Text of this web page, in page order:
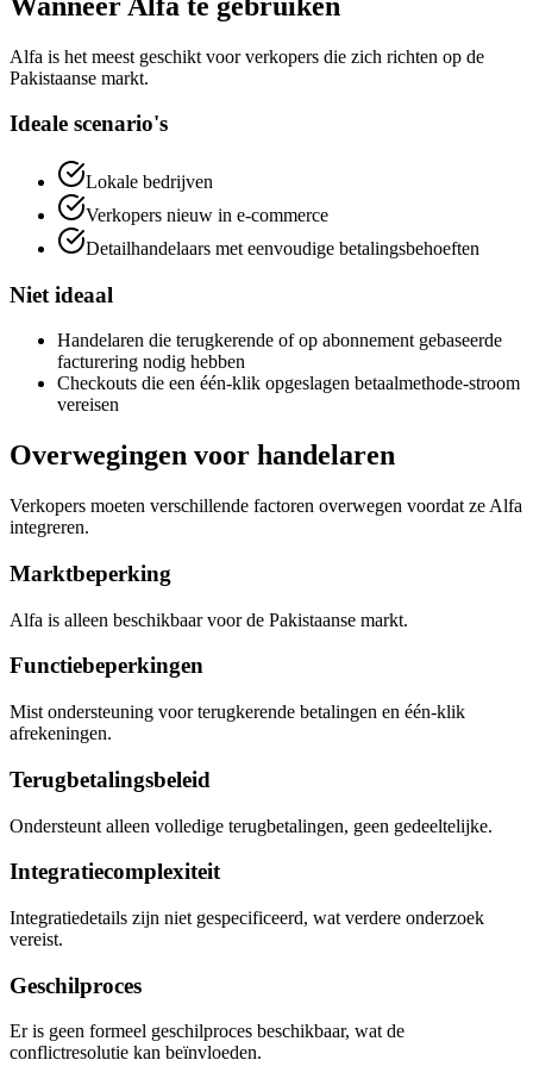
Alfa is het meest geschikt voor verkopers die zich richten op de
Pakistaanse markt.
Ideale scenario's
Lokale bedrijven
Verkopers nieuw in e-commerce
Detailhandelaars met eenvoudige betalingsbehoeften
Niet ideaal
Handelaren die terugkerende of op abonnement gebaseerde
facturering nodig hebben
Checkouts die een één-klik opgeslagen betaalmethode-stroom
vereisen
Overwegingen voor handelaren
Verkopers moeten verschillende factoren overwegen voordat ze Alfa
integreren.
Marktbeperking
Alfa is alleen beschikbaar voor de Pakistaanse markt.
Functiebeperkingen
Mist ondersteuning voor terugkerende betalingen en één-klik
afrekeningen.
Terugbetalingsbeleid
Ondersteunt alleen volledige terugbetalingen, geen gedeeltelijke.
Integratiecomplexiteit
Integratiedetails zijn niet gespecificeerd, wat verdere onderzoek
vereist.
Geschilproces
Er is geen formeel geschilproces beschikbaar, wat de
conflictresolutie kan beïnvloeden.